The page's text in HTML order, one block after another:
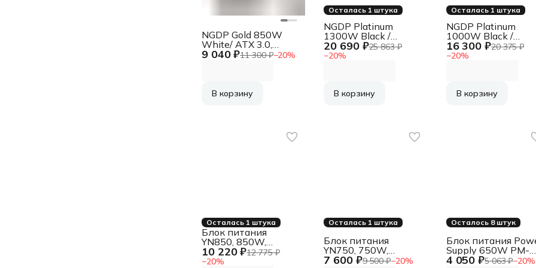
9 040 ₽11 300 ₽−20%
NGDP Gold 850W
White/ ATX 3.0,
APFC, 80 PLUS Gold,
В корзину
Осталась 1 штука
20 690 ₽25 863 ₽
−20%
NGDP Platinum
1300W Black /
ATX3.0, APFC, 80
PLUS Platinum, SR +
В корзину
Осталась 1 штука
16 300 ₽20 375 ₽
−20%
NGDP Platinum
1000W Black /
ATX3.0, APFC, 80
PLUS Platinum, SR +
В корзину
Осталась 1 штука
10 220 ₽12 775 ₽
−20%
Блок питания
YN850, 850W,
ATX3.1/PCIe5.1,
APFC, 80+ Gold,
Осталась 1 штука
7 600 ₽9 500 ₽−20%
Блок питания
YN750, 750W,
ATX3.1/PCIe5.1,
Осталось 8 штук
4 050 ₽5 063 ₽−20%
Блок питания
Supply 650W PM-
650ATX-APFC, PCI-